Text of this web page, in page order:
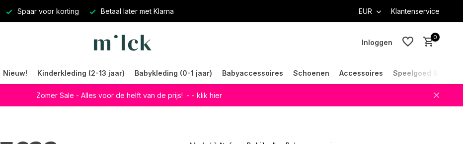
Spaar voor korting Betaal later met Klarna EUR Klantenservice
Inloggen
0
Nieuw! Kinderkleding (2-13 jaar) Babykleding (0-1 jaar) Babyaccessoires Schoenen Accessoires Speelgoed &
Zomer Sale - Alles voor de helft van de prijs! - - klik hier